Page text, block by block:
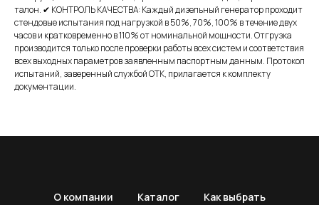
талон. ✔ КОНТРОЛЬ КАЧЕСТВА: Каждый дизельный генератор проходит
стендовые испытания под нагрузкой в 50%, 70%, 100% в течение двух
часов и кратковременно в 110% от номинальной мощности. Отгрузка
производится только после проверки работы всех систем и соответствия
всех выходных параметров заявленным паспортным данным. Протокол
испытаний, заверенный службой ОТК, прилагается к комплекту
документации.
О компании Каталог Как выбрать